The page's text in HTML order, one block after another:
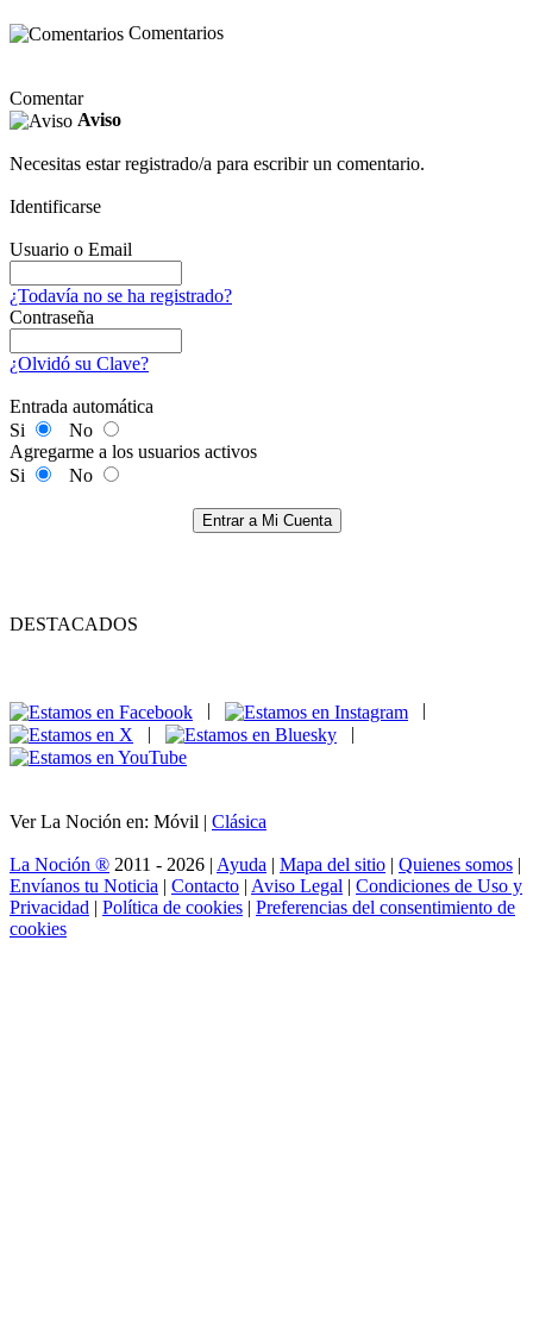
Comentarios
Comentar
Aviso
Necesitas estar registrado/a para escribir un comentario.
Identificarse
Usuario o Email
¿Todavía no se ha registrado?
Contraseña
¿Olvidó su Clave?
Entrada automática
Si
No
Agregarme a los usuarios activos
Si
No
Entrar a Mi Cuenta
DESTACADOS
|
|
Ver La Noción en: Móvil | Clásica
La Noción ® 2011 - 2026 | Ayuda | Mapa del sitio | Quienes somos |
Envíanos tu Noticia | Contacto | Aviso Legal | Condiciones de Uso y
Privacidad | Política de cookies | Preferencias del consentimiento de
cookies